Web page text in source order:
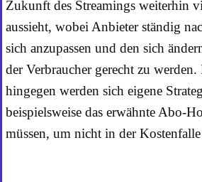
Zukunft des Streamings weiterhin
aussieht, wobei Anbieter ständig
sich anzupassen und den sich
der Verbraucher gerecht zu
hingegen werden sich eigene
beispielsweise das erwähnte Abo-
müssen, um nicht in der